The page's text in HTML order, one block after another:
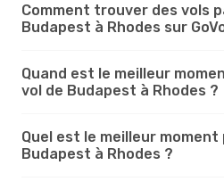
Comment trouver des vols
Budapest à Rhodes sur
Quand est le meilleur
vol de Budapest à Rhodes ?
Quel est le meilleur
Budapest à Rhodes ?